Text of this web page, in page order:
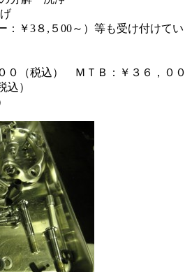
：￥3８,５00～）等も受け付けてい
０（税込） ＭＴＢ：￥３６，００
込）